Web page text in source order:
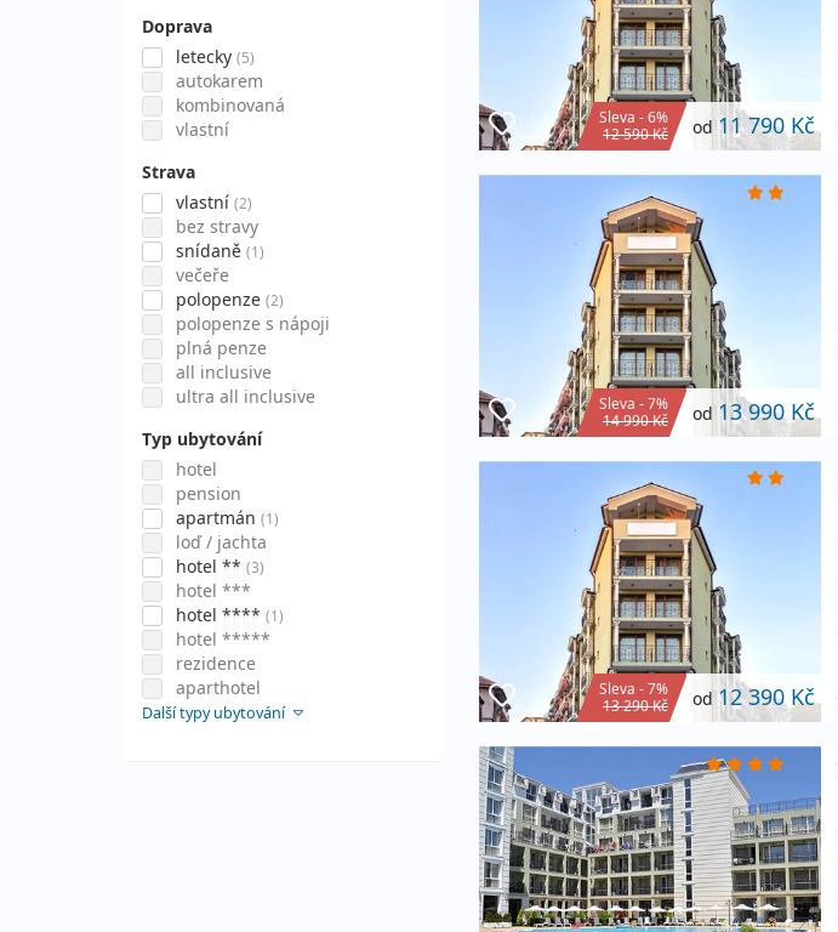
Doprava
letecky (5)
autokarem
kombinovaná
vlastní
Strava
vlastní (2)
bez stravy
snídaně (1)
večeře
polopenze (2)
polopenze s nápoji
plná penze
all inclusive
ultra all inclusive
Typ ubytování
hotel
pension
apartmán (1)
loď / jachta
hotel ** (3)
hotel ***
hotel **** (1)
hotel *****
rezidence
aparthotel
Další typy ubytování
Sleva - 6%
12 590 Kč
od 11 790 Kč
Sleva - 7%
14 990 Kč
od13 990 Kč
Sleva - 7%
13 290 Kč
od 12 390 Kč